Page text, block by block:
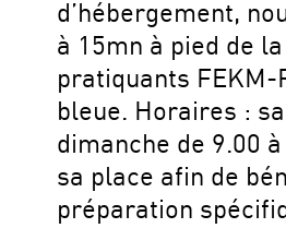
d’hébergement,
à 15mn à pied de
pratiquants
bleue. Horaires :
dimanche de 9.00
sa place afin de
préparation